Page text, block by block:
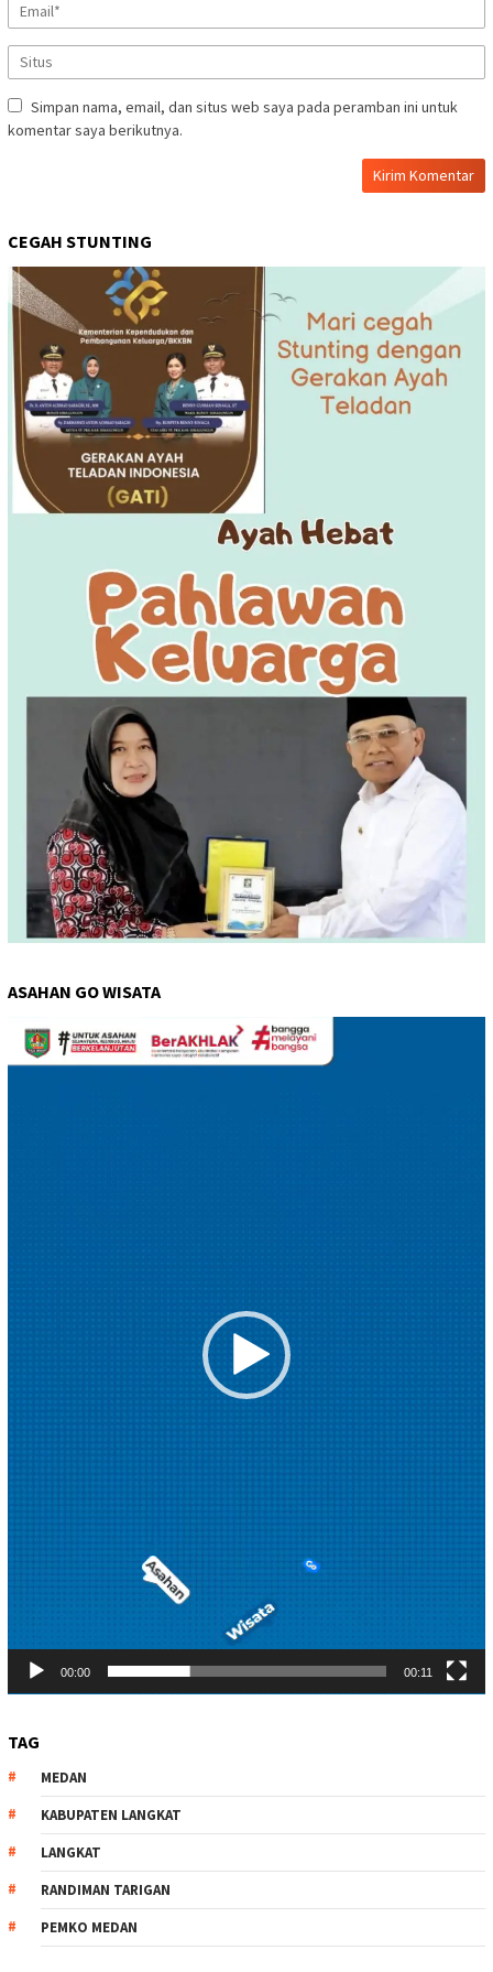
Simpan nama, email, dan situs web saya pada peramban ini untuk
komentar saya berikutnya.
CEGAH STUNTING
ASAHAN GO WISATA
Pemutar
Video
00:00 00:11
TAG
MEDAN
KABUPATEN LANGKAT
LANGKAT
RANDIMAN TARIGAN
PEMKO MEDAN